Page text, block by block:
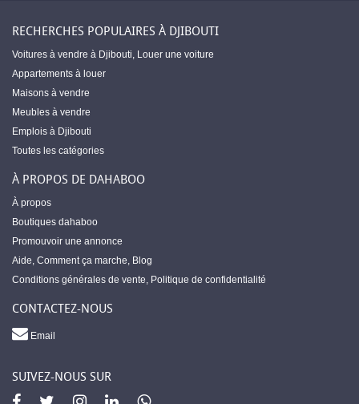
RECHERCHES POPULAIRES À DJIBOUTI
Voitures à vendre à Djibouti, Louer une voiture
Appartements à louer
Maisons à vendre
Meubles à vendre
Emplois à Djibouti
Toutes les catégories
À PROPOS DE DAHABOO
À propos
Boutiques dahaboo
Promouvoir une annonce
Aide, Comment ça marche, Blog
Conditions générales de vente, Politique de confidentialité
CONTACTEZ-NOUS
Email
SUIVEZ-NOUS SUR